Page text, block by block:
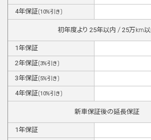
4年保証(10%引き)
初年度より 25年以内 / 25万km
1年保証
2年保証(3%引き)
3年保証(5%引き)
4年保証(10%引き)
新車保証後の延長保証
1年保証